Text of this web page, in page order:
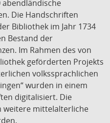
Die Handschriften
Bibliothek im Jahr 1734
Bestand der
Im Rahmen des von
geförderten Projekts
volkssprachlichen
wurden in einem
digitalisiert. Die
weitere mittelalterliche